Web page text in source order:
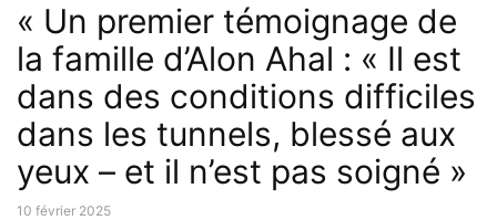
« Un premier témoignage de
la famille d’Alon Ahal : « Il est
dans des conditions difficiles
dans les tunnels, blessé aux
yeux – et il n’est pas soigné »
10 février 2025